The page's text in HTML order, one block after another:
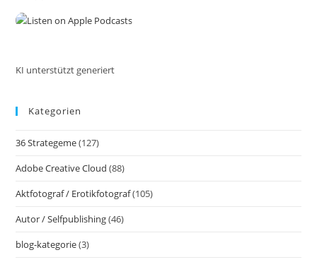
KI unterstützt generiert
Kategorien
36 Strategeme(127)
Adobe Creative Cloud (88)
Aktfotograf / Erotikfotograf(105)
Autor / Selfpublishing(46)
blog-kategorie(3)